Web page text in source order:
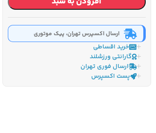
ارسال اکسپرس تهران، پیک موتوری
خرید اقساطی
گارانتی ورزشلند
ارسال فوری تهران
پست اکسپرس